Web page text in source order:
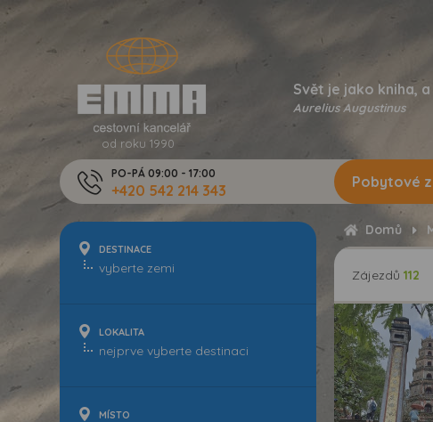
od roku 1990
Svět je jako kniha,
Aurelius Augustinus
PO-PÁ 09:00 - 17:00
+420 542 214 343
DESTINACE
LOKALITA
MÍSTO
Pobytové
Domů
Zájezdů 112